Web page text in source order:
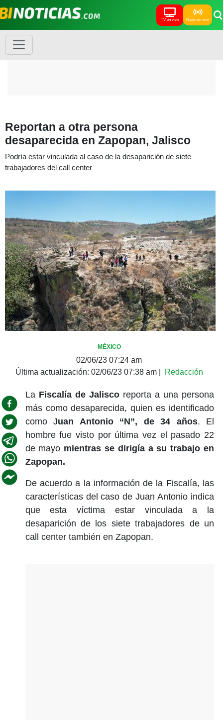
TV en vivo Radio en vivo
Reportan a otra persona
desaparecida en Zapopan, Jalisco
Podría estar vinculada al caso de la desaparición de siete
trabajadores del call center
MÉXICO
02/06/23 07:24 am
Última actualización: 02/06/23 07:38 am| Redacción
La Fiscalía de Jaliscoreporta a una persona
más como desaparecida, quien es identificado
como Juan Antonio “N”, de 34 años. El
hombre fue visto por última vez el pasado 22
de mayo mientras se dirigía a su trabajo en
Zapopan.
De acuerdo a la información de la Fiscalía, las
características del caso de Juan Antonio indica
que esta víctima estar vinculada a la
desaparición de los siete trabajadores de un
call center también en Zapopan.